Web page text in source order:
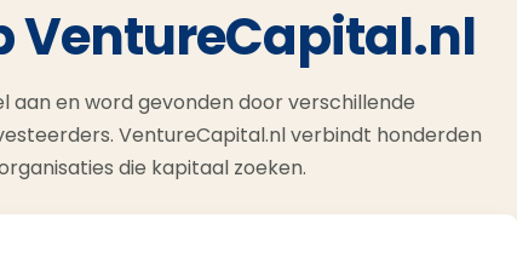
VentureCapital.nl
aan en word gevonden door verschillende
VentureCapital.nl verbindt honderden
die kapitaal zoeken.